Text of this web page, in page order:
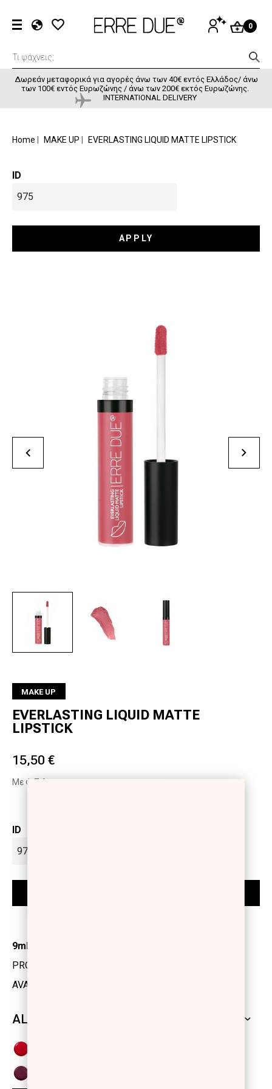
EN
FR
User
ΕΊΣΟΔΟΣ0
Δωρεάν μεταφορικά για αγορές άνω των 40€ εντός Ελλάδος/ άνω
των 100€ εντός Ευρωζώνης / άνω των 200€ εκτός Ευρωζώνης.
INTERNATIONAL DELIVERY
BREADCRUMB
Home MAKE UP EVERLASTING LIQUID MATTE LIPSTICK
ID
MAKE UP
EVERLASTING LIQUID MATTE
LIPSTICK
15,50 €
Με Φ.Π.Α
ID
9ml
PRODUCT CODE: 1175628
AVAILABILITY: IN STOCK
ALL SHADES